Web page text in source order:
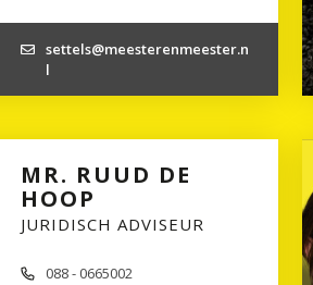
settels@meesterenmeester.n
l
MR. RUUD DE
HOOP
JURIDISCH ADVISEUR
088 - 0665002